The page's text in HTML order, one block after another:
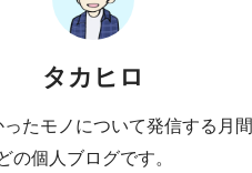
タカヒロ
たモノについて発信する月間
の個人ブログです。